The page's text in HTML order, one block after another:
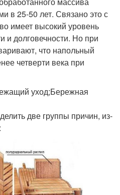
в 25-50 лет. Связано это с
имеет высокий уровень
и долговечности. Но при
что напольный
четверти века при
уход;Бережная
две группы причин, из-